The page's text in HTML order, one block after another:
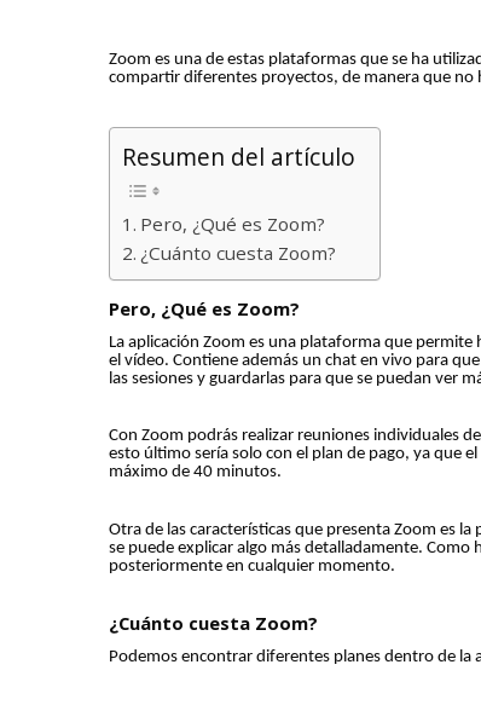
Zoom es una de estas plataformas que se ha
compartir diferentes proyectos, de manera que no
Resumen del artículo
Pero, ¿Qué es Zoom?
¿Cuánto cuesta Zoom?
Pero, ¿Qué es Zoom?
La aplicación Zoom es una plataforma que
el vídeo. Contiene además un chat en vivo para
las sesiones y guardarlas para que se puedan ver
Con Zoom podrás realizar reuniones individuales
esto último sería solo con el plan de pago, ya que
máximo de 40 minutos.
Otra de las características que presenta Zoom es
se puede explicar algo más detalladamente. Como
posteriormente en cualquier momento.
¿Cuánto cuesta Zoom?
Podemos encontrar diferentes planes dentro de